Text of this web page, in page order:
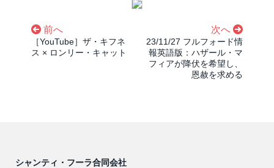
前へ
［YouTube］ザ・キフネ
ス × ロンリー・キャット
次へ
23/11/27 フルフォード情
報英語版：ハザール・マ
フィアが降伏を希望し、
恩赦を求める
シャンティ・フーラ合同会社